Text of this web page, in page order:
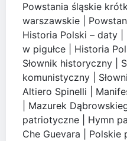
Powstania śląskie
warszawskie
Historia Polski – daty
w pigułce
Historia
Słownik historyczny
komunistyczny
Altiero Spinelli
Mazurek
patriotyczne
Hymn
Che Guevara
Polskie